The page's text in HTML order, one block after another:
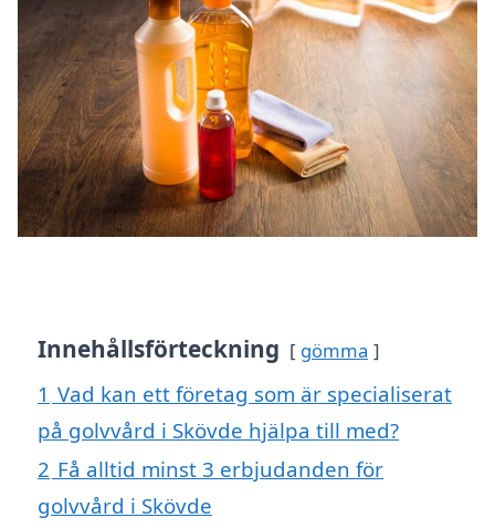
Innehållsförteckning gömma
1 Vad kan ett företag som är specialiserat
på golvvård i Skövde hjälpa till med?
2 Få alltid minst 3 erbjudanden för
golvvård i Skövde